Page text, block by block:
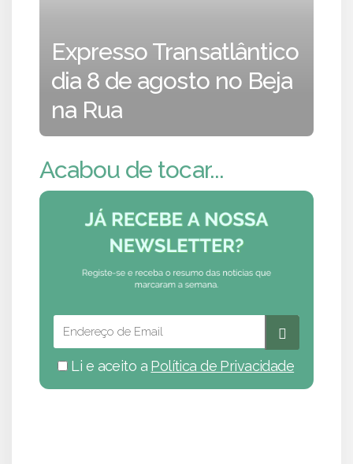
Expresso Transatlântico
dia 8 de agosto no Beja
na Rua
Acabou de tocar...
Li e aceito a Política de Privacidade